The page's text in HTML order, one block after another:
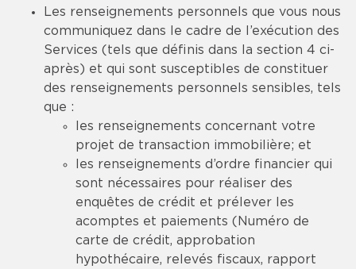
Les renseignements personnels que vous nous
communiquez dans le cadre de l’exécution des
Services (tels que définis dans la section 4 ci-
après) et qui sont susceptibles de constituer
des renseignements personnels sensibles, tels
que :
les renseignements concernant votre
projet de transaction immobilière; et
les renseignements d’ordre financier qui
sont nécessaires pour réaliser des
enquêtes de crédit et prélever les
acomptes et paiements (Numéro de
carte de crédit, approbation
hypothécaire, relevés fiscaux, rapport